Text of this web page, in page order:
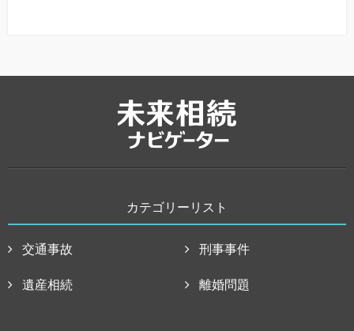
カテゴリーリスト
交通事故 刑事事件
遺産相続 離婚問題